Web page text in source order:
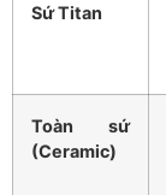
Sứ Titan
Toàn sứ
(Ceramic)